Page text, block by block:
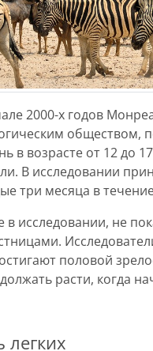
2000-х годов
обществом,
в возрасте от 12 до
В исследовании
три месяца в
исследовании, не
половой
расти, когда
легких